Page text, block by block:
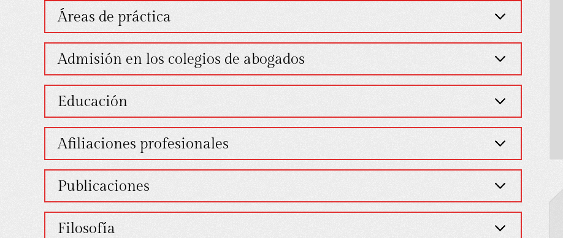
Áreas de práctica
Admisión en los colegios de abogados
Educación
Afiliaciones profesionales
Publicaciones
Filosofía
a lo que me correspondía y a la
médica. Busqué en Internet y
su sitio web. Me gustó lo que
leí, y ustedes me respondieron…
- Shannon L.
tus servicios. Me dijo que eras el mejor.
Él había trabajado contigo y decidí
llamarte. Tuve un accidente de auto
- Bobby
que traté en la oficina fueron
sumamente profesionales y amables.
año y Leta me envió por correo un libro
muchísimo! Un servicio de calidad.
Cada vez que…
- Kimberly T.